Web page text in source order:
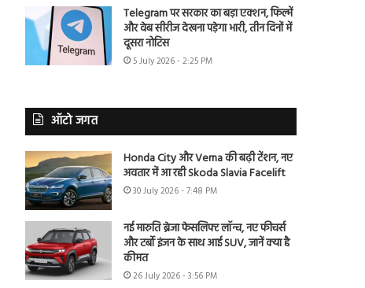
Telegram पर सरकार का बड़ा एक्शन, फिल्में
और वेब सीरीज देखना पड़ेगा भारी, तीन दिनों में
दूसरा नोटिस
5 July 2026 - 2:25 PM
ऑटो जगत
Honda City और Verna की बढ़ी टेंशन, नए
अवतार में आ रही Skoda Slavia Facelift
30 July 2026 - 7:48 PM
नई मारुति ब्रेजा फेसलिफ्ट लॉन्च, नए फीचर्स
और टर्बो इंजन के साथ आई SUV, जानें क्या है
कीमत
26 July 2026 - 3:56 PM